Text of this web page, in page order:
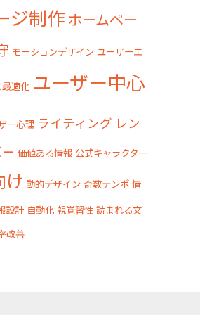
ジ制作 ホームペー
モーションデザイン ユーザーエ
適化 ユーザー中心
ー心理 ライティング レン
価値ある情報 公式キャラクター
け 動的デザイン 奇数テンポ 情
設計 自動化 視覚習性 読まれる文
改善